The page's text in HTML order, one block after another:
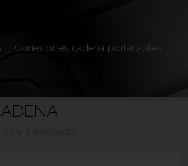
Conexiones cadena portacables